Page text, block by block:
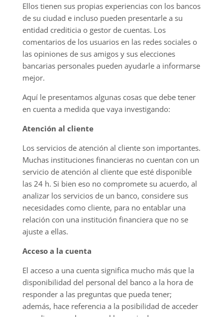
Ellos tienen sus propias experiencias con los bancos
de su ciudad e incluso pueden presentarle a su
entidad crediticia o gestor de cuentas. Los
comentarios de los usuarios en las redes sociales o
las opiniones de sus amigos y sus elecciones
bancarias personales pueden ayudarle a informarse
mejor.
Aquí le presentamos algunas cosas que debe tener
en cuenta a medida que vaya investigando:
Atención al cliente
Los servicios de atención al cliente son importantes.
Muchas instituciones financieras no cuentan con un
servicio de atención al cliente que esté disponible
las 24 h. Si bien eso no compromete su acuerdo, al
analizar los servicios de un banco, considere sus
necesidades como cliente, para no entablar una
relación con una institución financiera que no se
ajuste a ellas.
Acceso a la cuenta
El acceso a una cuenta significa mucho más que la
disponibilidad del personal del banco a la hora de
responder a las preguntas que pueda tener;
además, hace referencia a la posibilidad de acceder